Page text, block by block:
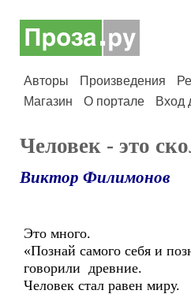
Авторы Произведения
Магазин
О портале Вход
Человек - это
Виктор Филимонов
Это много.
«Познай самого себя и
говорили древние.
Человек стал равен миру.